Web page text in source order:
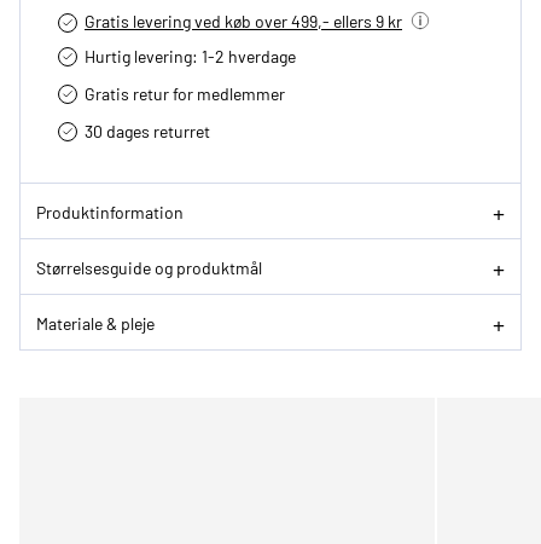
Gratis levering ved køb over 499,- ellers 9 kr
Hurtig levering­: 1-2 hverdage
Gratis retur for medlemmer
30 dages returret
Produktinformation
Størrelsesguide og produktmål
Materiale & pleje